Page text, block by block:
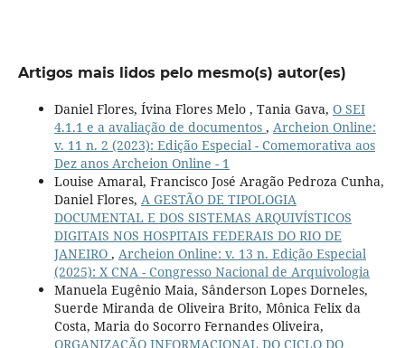
Artigos mais lidos pelo mesmo(s) autor(es)
Daniel Flores, Ívina Flores Melo , Tania Gava, O SEI
4.1.1 e a avaliação de documentos , Archeion Online:
v. 11 n. 2 (2023): Edição Especial - Comemorativa aos
Dez anos Archeion Online - 1
Louise Amaral, Francisco José Aragão Pedroza Cunha,
Daniel Flores, A GESTÃO DE TIPOLOGIA
DOCUMENTAL E DOS SISTEMAS ARQUIVÍSTICOS
DIGITAIS NOS HOSPITAIS FEDERAIS DO RIO DE
JANEIRO , Archeion Online: v. 13 n. Edição Especial
(2025): X CNA - Congresso Nacional de Arquivologia
Manuela Eugênio Maia, Sânderson Lopes Dorneles,
Suerde Miranda de Oliveira Brito, Mônica Felix da
Costa, Maria do Socorro Fernandes Oliveira,
ORGANIZAÇÃO INFORMACIONAL DO CICLO DO